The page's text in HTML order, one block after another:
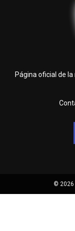
Página oficial de
© 2026